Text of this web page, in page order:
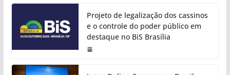
Projeto de legalização dos cassinos
e o controle do poder público em
destaque no BiS Brasília